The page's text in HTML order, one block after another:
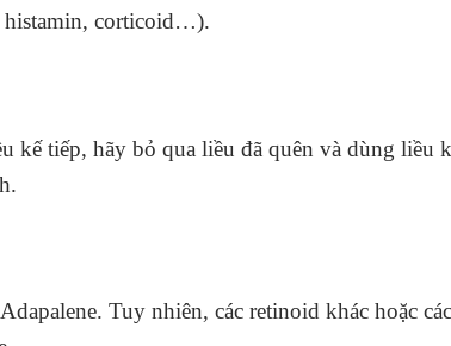
histamin, corticoid…).
kế tiếp, hãy bỏ qua liều đã quên và dùng liều
Tuy nhiên, các retinoid khác hoặc các